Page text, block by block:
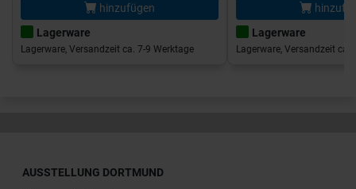
hinzufügen
Lagerware
Lagerware, Versandzeit ca. 7-9 Werktage
Lagerware
Lagerware, Versandzeit ca.
AUSSTELLUNG DORTMUND